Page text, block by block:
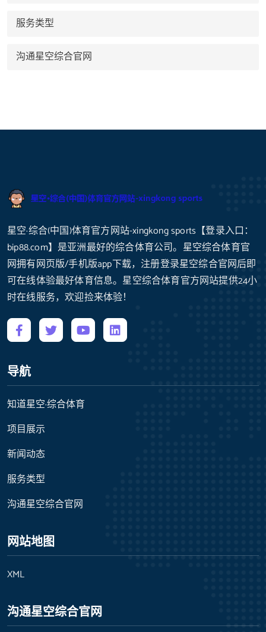
服务类型
沟通星空综合官网
星空·综合(中国)体育官方网站-xingkong sports【登录入口：
bip88.com】是亚洲最好的综合体育公司。星空综合体育官
网拥有网页版/手机版app下载，注册登录星空综合官网后即
可在线体验最好体育信息。星空综合体育官方网站提供24小
时在线服务，欢迎捡来体验！
导航
知道星空·综合体育
项目展示
新闻动态
服务类型
沟通星空综合官网
网站地图
XML
沟通星空综合官网